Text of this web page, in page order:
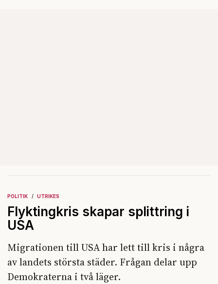
POLITIK UTRIKES
Flyktingkris skapar splittring i
USA
Migrationen till USA har lett till kris i några
av landets största städer. Frågan delar upp
Demokraterna i två läger.